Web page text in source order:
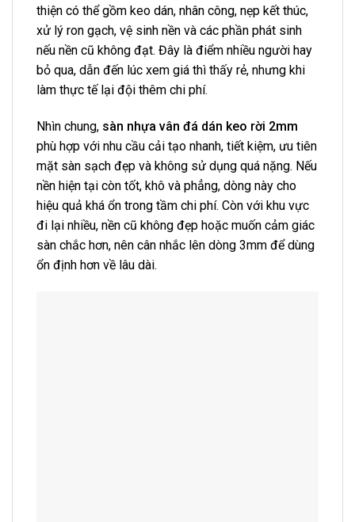
thiện có thể gồm keo dán, nhân công, nẹp kết thúc,
xử lý ron gạch, vệ sinh nền và các phần phát sinh
nếu nền cũ không đạt. Đây là điểm nhiều người hay
bỏ qua, dẫn đến lúc xem giá thì thấy rẻ, nhưng khi
làm thực tế lại đội thêm chi phí.
Nhìn chung, sàn nhựa vân đá dán keo rời 2mm
phù hợp với nhu cầu cải tạo nhanh, tiết kiệm, ưu tiên
mặt sàn sạch đẹp và không sử dụng quá nặng. Nếu
nền hiện tại còn tốt, khô và phẳng, dòng này cho
hiệu quả khá ổn trong tầm chi phí. Còn với khu vực
đi lại nhiều, nền cũ không đẹp hoặc muốn cảm giác
sàn chắc hơn, nên cân nhắc lên dòng 3mm để dùng
ổn định hơn về lâu dài.